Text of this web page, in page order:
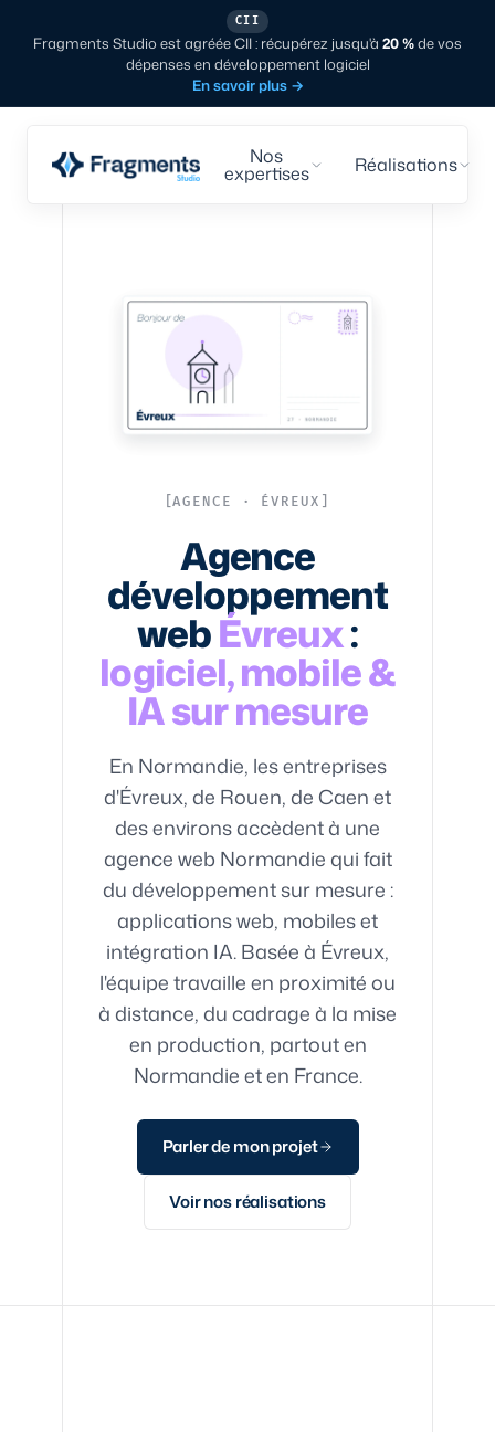
CII
Fragments Studio est agréée CII : récupérez jusqu'à 20 %de vos
dépenses en développement logiciel
En savoir plus →
Nos
expertises Réalisations
AGENCE · ÉVREUX
Agence
développement
webÉvreux:
logiciel, mobile &
IA sur mesure
En Normandie, les entreprises
d'Évreux, de Rouen, de Caen et
des environs accèdent à une
agence web Normandie qui fait
du développement sur mesure :
applications web, mobiles et
intégration IA. Basée à Évreux,
l'équipe travaille en proximité ou
à distance, du cadrage à la mise
en production, partout en
Normandie et en France.
Parler de mon projet
Voir nos réalisations